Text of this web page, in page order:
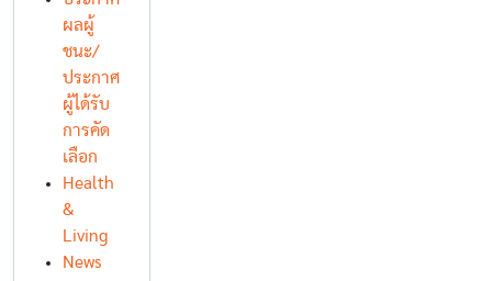
ผลผู้
ชนะ/
ประกาศ
ผู้ได้รับ
การคัด
เลือก
Health
&
Living
News